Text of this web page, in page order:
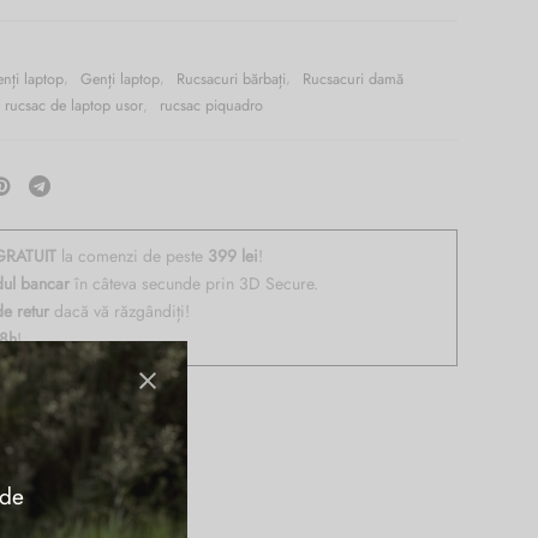
laptop, Genți laptop, Rucsacuri bărbați,
Rucsacuri damă
rucsac de laptop usor, rucsac piquadro
la comenzi de peste 399 lei!
bancar în câteva secunde prin 3D Secure.
retur dacă vă răzgândiți!
!
de 15.6” si iPad®